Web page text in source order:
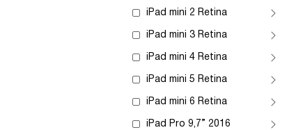
iPad mini 2 Retina
iPad mini 3 Retina
iPad mini 4 Retina
iPad mini 5 Retina
iPad mini 6 Retina
iPad Pro 9,7” 2016